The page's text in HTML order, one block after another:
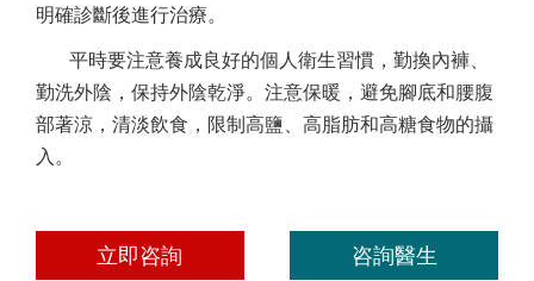
明確診斷後進行治療。
平時要注意養成良好的個人衛生習慣，勤換內褲、
勤洗外陰，保持外陰乾淨。注意保暖，避免腳底和腰腹
部著涼，清淡飲食，限制高鹽、高脂肪和高糖食物的攝
入。
立即咨詢 咨詢醫生